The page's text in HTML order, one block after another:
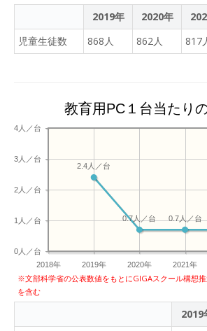
2019年 2020年
児童生徒数
868人 862人 817
教育用PC１台当たり
2018年 2019年 2020年 2021年
0人／台
1人／台
2人／台
3人／台
4人／台
0.7人／台
0.7人／台
2.4人／台
※文部科学省の公表数値をもとにGIGAスクール構想
を含む
2019